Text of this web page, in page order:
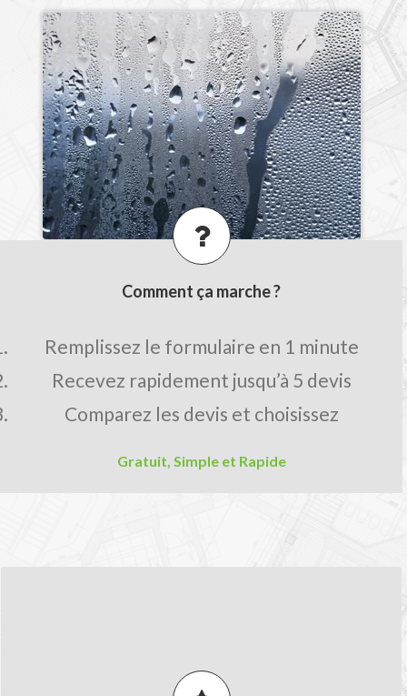
Comment ça marche ?
Remplissez le formulaire en 1 minute
Recevez rapidement jusqu’à 5 devis
Comparez les devis et choisissez
Gratuit, Simple et Rapide
meilleur tarif.